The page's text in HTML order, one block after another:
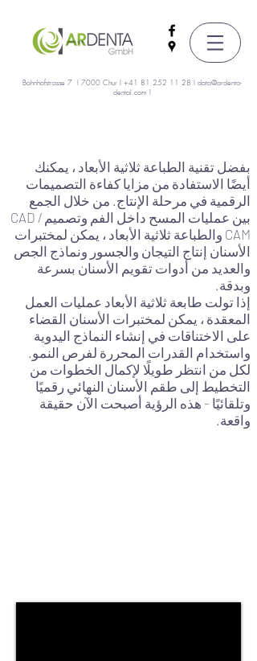
Bahnhofstrasse 7 I 7000 Chur I +41 81 252 11 28 I data@ardenta-
dental.com I
بفضل تقنية الطباعة ثلاثية الأبعاد ، يمكنك
أيضًا الاستفادة من مزايا كفاءة التصميمات
الرقمية في مرحلة الإنتاج. من خلال الجمع
بين عمليات المسح داخل الفم وتصميم CAD /
CAM والطباعة ثلاثية الأبعاد ، يمكن لمختبرات
الأسنان إنتاج التيجان والجسور ونماذج الجص
والعديد من أدوات تقويم الأسنان بسرعة
وبدقة.
إذا تولت طابعة ثلاثية الأبعاد عمليات العمل
المعقدة ، يمكن لمختبرات الأسنان القضاء
على الاختناقات في إنشاء النماذج اليدوية
واستخدام القدرات المحررة لفرص النمو.
لكل من انتظر طويلًا لإكمال الخطوات من
التخطيط إلى طقم الأسنان النهائي رقميًا
وتلقائيًا - هذه الرؤية أصبحت الآن حقيقة
واقعة.